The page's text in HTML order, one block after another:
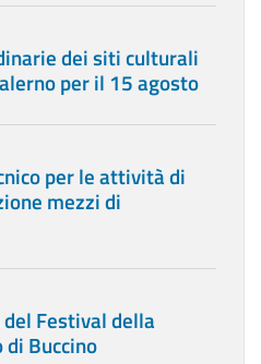
dei siti culturali
per il 15 agosto
per le attività di
mezzi di
Festival della
Buccino